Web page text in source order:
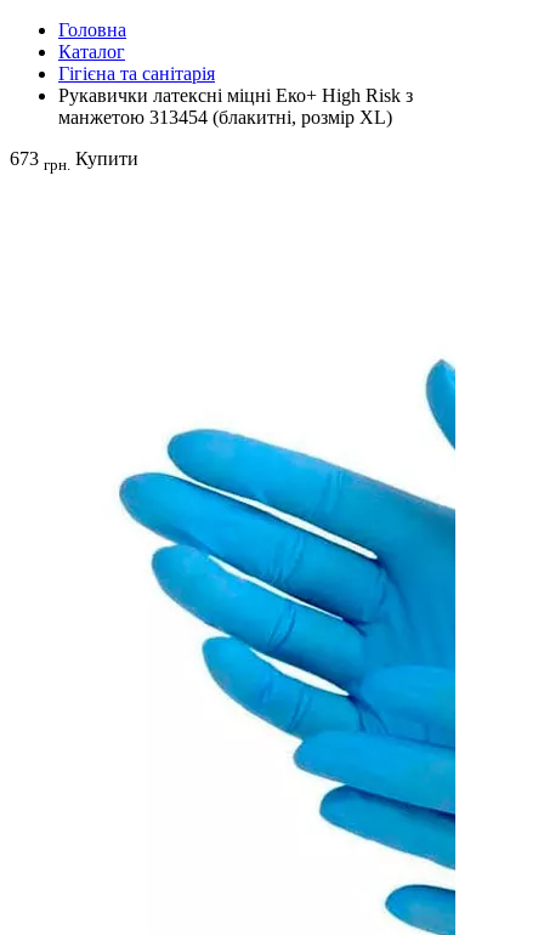
Головна
Каталог
Гігієна та санітарія
Рукавички латексні міцні Еко+ High Risk з
манжетою 313454 (блакитні, розмір XL)
673 грн. Купити